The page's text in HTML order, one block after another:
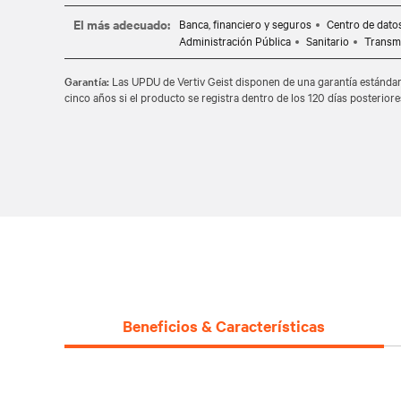
SALVAGUARDA TUS DATOS: La seguridad mejorada
con un arranque seguro que utiliza un anclaje de confianza
redundante de alimentación eléctrica que conecta dos IMD
DOBLE CERTIFICACIÓN (UL/CE) Y CONFORME A TAA:
PowerIT tiene doble certificación (UL/CE), conforme a TAA
El más adecuado: Banca, financiero y seguros Centro de
Administración Pública
Sanitario
Garantía: Las UPDU de Vertiv Geist disponen de una garantía
cinco años si el producto se registra dentro de los 120 días
Beneficios & Características